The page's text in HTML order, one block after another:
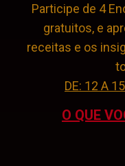
Participe de 4
gratuitos, e
receitas e os
DE: 12 A
O QUE